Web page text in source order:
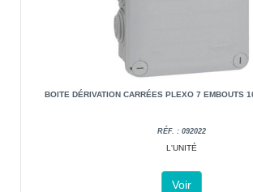
BOITE DÉRIVATION CARRÉES PLEXO 7 EMBOUTS
RÉF. : 092022
L'UNITÉ
Voir